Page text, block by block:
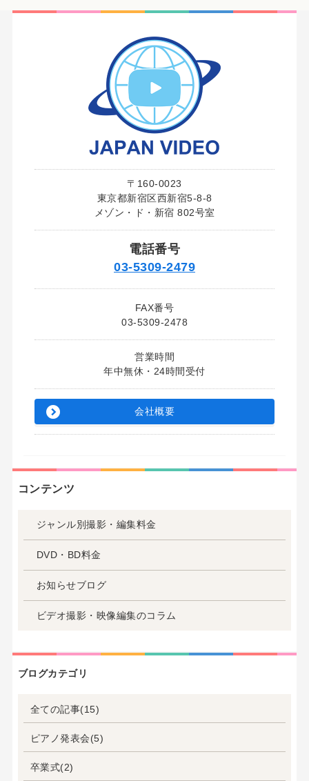
〒160-0023
東京都新宿区西新宿5-8-8
メゾン・ド・新宿 802号室
電話番号
03‑5309‑2479
FAX番号
03‑5309‑2478
営業時間
年中無休・24時間受付
会社概要
コンテンツ
ジャンル別撮影・編集料金
DVD・BD料金
お知らせブログ
ビデオ撮影・映像編集のコラム
ブログカテゴリ
全ての記事(15)
ピアノ発表会(5)
卒業式(2)